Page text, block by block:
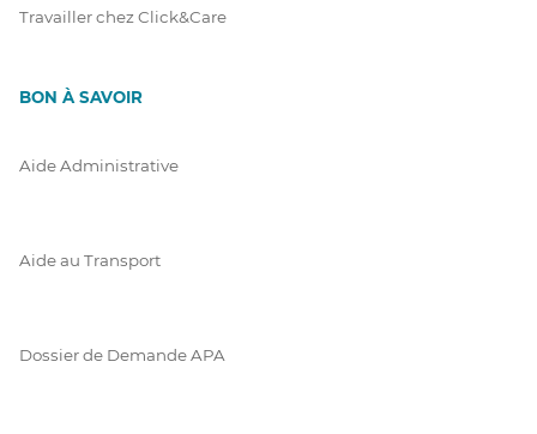
Travailler chez Click&Care
BON À SAVOIR
Aide Administrative
Aide au Transport
Dossier de Demande APA